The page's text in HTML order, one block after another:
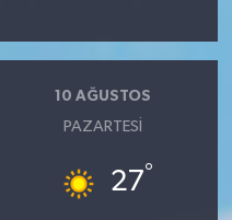
10 AĞUSTOS
PAZARTESI
27°